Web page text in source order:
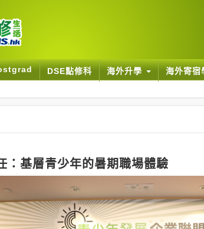
DSE點修科 海外升學 海外寄宿
：基層青少年的暑期職場體驗